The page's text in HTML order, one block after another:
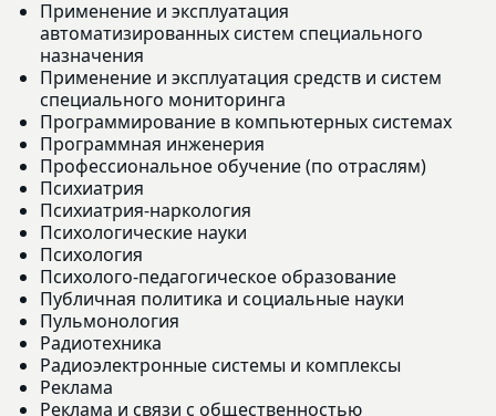
Применение и эксплуатация
автоматизированных систем специального
назначения
Применение и эксплуатация средств и систем
специального мониторинга
Программирование в компьютерных системах
Программная инженерия
Профессиональное обучение (по отраслям)
Психиатрия
Психиатрия-наркология
Психологические науки
Психология
Психолого-педагогическое образование
Публичная политика и социальные науки
Пульмонология
Радиотехника
Радиоэлектронные системы и комплексы
Реклама
Реклама и связи с общественностью